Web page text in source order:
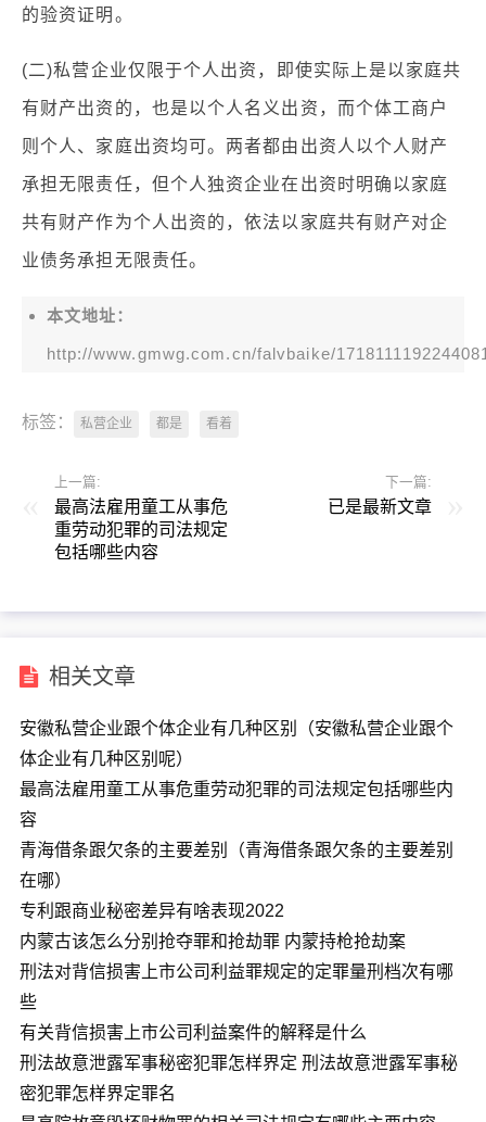
的验资证明。
(二)私营企业仅限于个人出资，即使实际上是以家庭共
有财产出资的，也是以个人名义出资，而个体工商户
则个人、家庭出资均可。两者都由出资人以个人财产
承担无限责任，但个人独资企业在出资时明确以家庭
共有财产作为个人出资的，依法以家庭共有财产对企
业债务承担无限责任。
本文地址：
http://www.gmwg.com.cn/falvbaike/
标签： 私营企业 都是 看着
上一篇:
最高法雇用童工从事危
重劳动犯罪的司法规定
包括哪些内容
下一篇:
已是最新文章
相关文章
安徽私营企业跟个体企业有几种区别（安徽私营企业跟个
体企业有几种区别呢）
最高法雇用童工从事危重劳动犯罪的司法规定包括哪些内
容
青海借条跟欠条的主要差别（青海借条跟欠条的主要差别
在哪）
专利跟商业秘密差异有啥表现2022
内蒙古该怎么分别抢夺罪和抢劫罪 内蒙持枪抢劫案
刑法对背信损害上市公司利益罪规定的定罪量刑档次有哪
些
有关背信损害上市公司利益案件的解释是什么
刑法故意泄露军事秘密犯罪怎样界定 刑法故意泄露军事秘
密犯罪怎样界定罪名